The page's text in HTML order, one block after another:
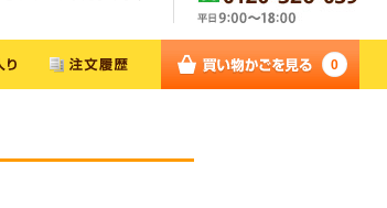
0